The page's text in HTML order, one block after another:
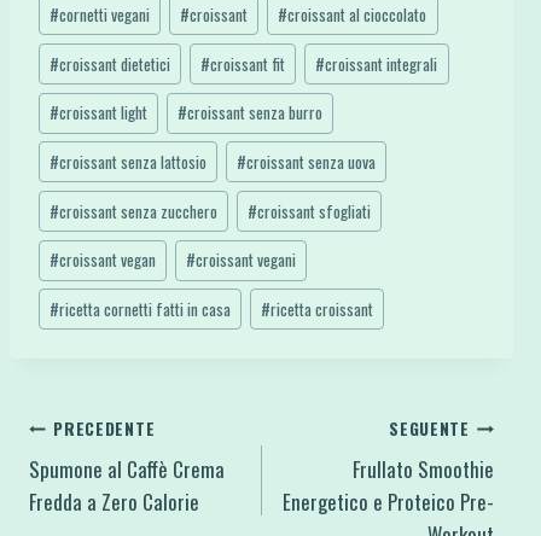
#cornetti vegani #croissant #croissant al cioccolato
#croissant dietetici #croissant fit #croissant integrali
#croissant light #croissant senza burro
#croissant senza lattosio #croissant senza uova
#croissant senza zucchero #croissant sfogliati
#croissant vegan #croissant vegani
#ricetta cornetti fatti in casa #ricetta croissant
Navigazione
articoli
PRECEDENTE
Spumone al Caffè Crema
Fredda a Zero Calorie
SEGUENTE
Frullato Smoothie
Energetico e Proteico Pre-